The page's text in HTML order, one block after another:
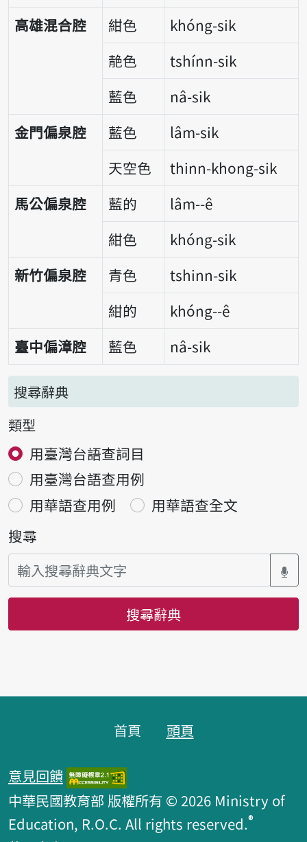
高雄混合腔
紺色
khóng-sik
靘色
tshínn-sik
藍色
nâ-sik
金門偏泉腔
藍色
lâm-sik
天空色
thinn-khong-sik
馬公偏泉腔
藍的
lâm--ê
紺色
khóng-sik
新竹偏泉腔
青色
tshinn-sik
紺的
khóng--ê
臺中偏漳腔
藍色 nâ-sik
搜尋辭典
類型
用臺灣台語查詞目
用臺灣台語查用例
用華語查用例
用華語查全文
搜尋
搜尋辭典
首頁 頭頁
意見回饋
中華民國教育部 版權所有 © 2026 Ministry of
Education, R.O.C. All rights reserved.®